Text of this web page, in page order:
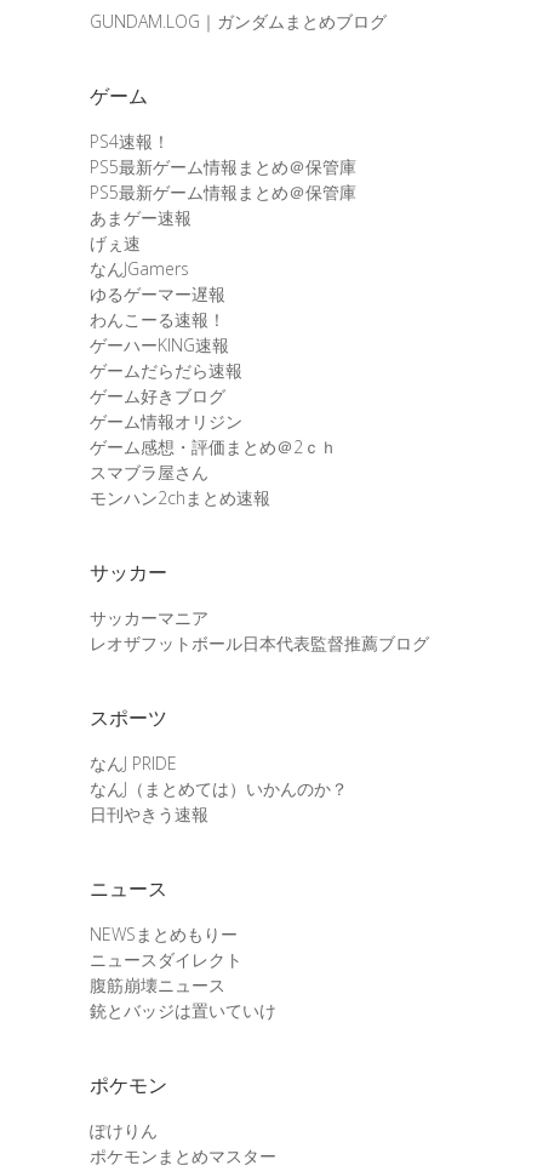
GUNDAM.LOG｜ガンダムまとめブログ
ゲーム
PS4速報！
PS5最新ゲーム情報まとめ＠保管庫
PS5最新ゲーム情報まとめ＠保管庫
あまゲー速報
げぇ速
なんJGamers
ゆるゲーマー遅報
わんこーる速報！
ゲーハーKING速報
ゲームだらだら速報
ゲーム好きブログ
ゲーム情報オリジン
ゲーム感想・評価まとめ＠2ｃｈ
スマブラ屋さん
モンハン2chまとめ速報
サッカー
サッカーマニア
レオザフットボール日本代表監督推薦ブログ
スポーツ
なんJ PRIDE
なんJ（まとめては）いかんのか？
日刊やきう速報
ニュース
NEWSまとめもりー
ニュースダイレクト
腹筋崩壊ニュース
銃とバッジは置いていけ
ポケモン
ぽけりん
ポケモンまとめマスター